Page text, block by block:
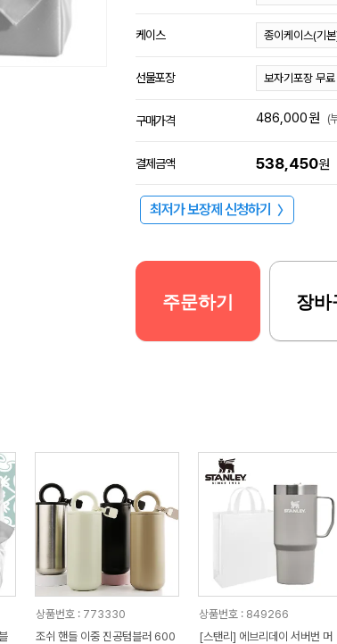
케이스
선물포장
구매가격 486,000원 (
결제금액 538,450원
최저가 보장제 신청하기 〉
주문하기 장바
상품번호 : 773330
조쉬 핸들 이중 진공텀블러 600
상품번호 : 849266
[스탠리] 에브리데이 서버번 머